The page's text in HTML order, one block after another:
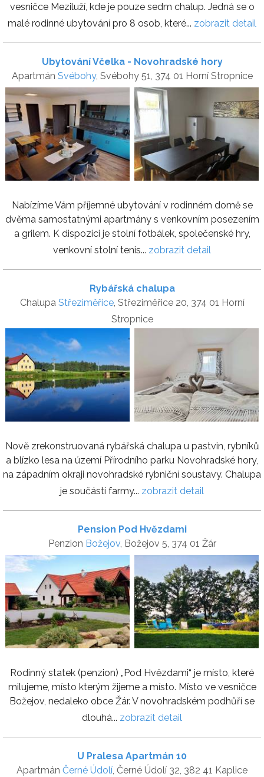
vesničce Meziluží, kde je pouze sedm chalup. Jedná se o
malé rodinné ubytování pro 8 osob, které... zobrazit detail
Ubytování Včelka - Novohradské hory
Apartmán Svébohy, Svébohy 51, 374 01 Horní Stropnice
Nabízíme Vám příjemné ubytování v rodinném domě se
dvěma samostatnými apartmány s venkovním posezením
a grilem. K dispozici je stolní fotbálek, společenské hry,
venkovní stolní tenis... zobrazit detail
Rybářská chalupa
Chalupa Střeziměřice, Střeziměřice 20, 374 01 Horní
Stropnice
Nově zrekonstruovaná rybářská chalupa u pastvin, rybníků
a blízko lesa na území Přírodního parku Novohradské hory,
na západním okraji novohradské rybniční soustavy. Chalupa
je součástí farmy... zobrazit detail
Pension Pod Hvězdami
Penzion Božejov, Božejov 5, 374 01 Žár
Rodinný statek (penzion) „Pod Hvězdami“ je místo, které
milujeme, místo kterým žijeme a místo. Místo ve vesničce
Božejov, nedaleko obce Žár. V novohradském podhůří se
dlouhá... zobrazit detail
U Pralesa Apartmán 10
Apartmán Černé Údolí, Černé Údolí 32, 382 41 Kaplice